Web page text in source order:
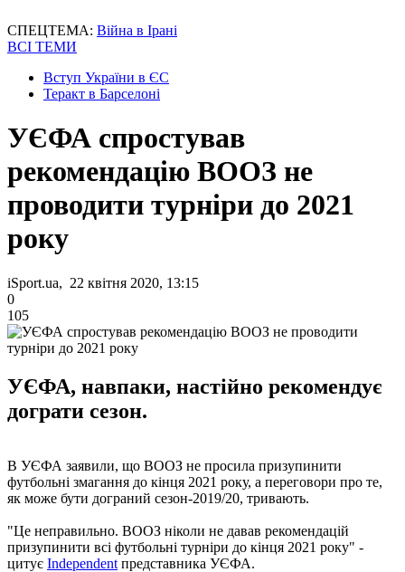
СПЕЦТЕМА: Війна в Ірані
ВСІ ТЕМИ
Вступ України в ЄС
Теракт в Барселоні
УЄФА спростував
рекомендацію ВООЗ не
проводити турніри до 2021
року
iSport.ua, 22 квітня 2020, 13:15
0
105
УЄФА, навпаки, настійно рекомендує
дограти сезон.
В УЄФА заявили, що ВООЗ не просила призупинити
футбольні змагання до кінця 2021 року, а переговори про те,
як може бути дограний сезон-2019/20, тривають.
"Це неправильно. ВООЗ ніколи не давав рекомендацій
призупинити всі футбольні турніри до кінця 2021 року" -
цитує Independent представника УЄФА.